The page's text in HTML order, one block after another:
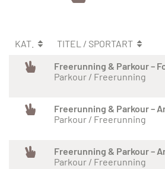
KAT. TITEL / SPORTART
Freerunning & Parkour –
Parkour / Freerunning
Freerunning & Parkour –
Parkour / Freerunning
Freerunning & Parkour –
Parkour / Freerunning